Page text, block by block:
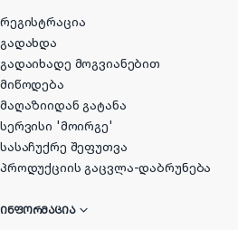
რეგისტრაცია
გადახდა
გადაიხადე მოგვიანებით
მიწოდება
მაღაზიიდან გატანა
სერვისი 'მოირგე'
სასაჩუქრე შეფუთვა
პროდუქციის გაცვლა-დაბრუნება
ᲘᲜᲤᲝᲠᲛᲐᲪᲘᲐ